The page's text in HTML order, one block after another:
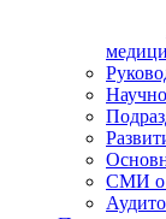
СМИ о